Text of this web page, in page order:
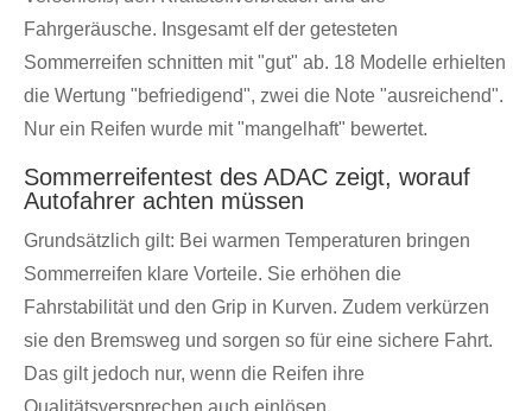
Fahrgeräusche. Insgesamt elf der getesteten
Sommerreifen schnitten mit "gut" ab. 18 Modelle erhielten
die Wertung "befriedigend", zwei die Note "ausreichend".
Nur ein Reifen wurde mit "mangelhaft" bewertet.
Sommerreifentest des ADAC zeigt, worauf
Autofahrer achten müssen
Grundsätzlich gilt: Bei warmen Temperaturen bringen
Sommerreifen klare Vorteile. Sie erhöhen die
Fahrstabilität und den Grip in Kurven. Zudem verkürzen
sie den Bremsweg und sorgen so für eine sichere Fahrt.
Das gilt jedoch nur, wenn die Reifen ihre
Qualitätsversprechen auch einlösen.